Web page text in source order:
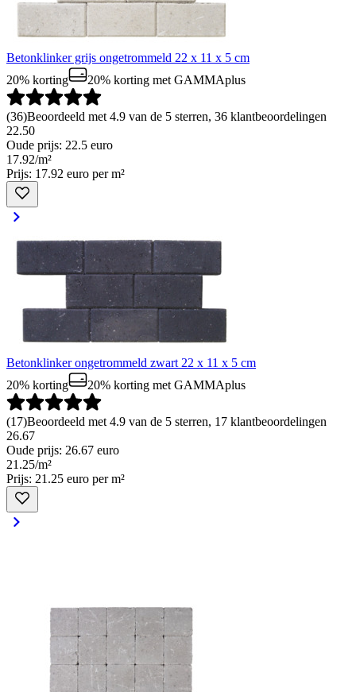
Betonklinker grijs ongetrommeld 22 x 11 x 5 cm
20% korting
20% korting met GAMMAplus
(36)Beoordeeld met 4.9 van de 5 sterren, 36 klantbeoordelingen
22.50
Oude prijs: 22.5 euro
17.92/m²
Prijs: 17.92 euro per m²
Betonklinker ongetrommeld zwart 22 x 11 x 5 cm
20% korting
20% korting met GAMMAplus
(17)Beoordeeld met 4.9 van de 5 sterren, 17 klantbeoordelingen
26.67
Oude prijs: 26.67 euro
21 .25/m²
Prijs: 21.25 euro per m²